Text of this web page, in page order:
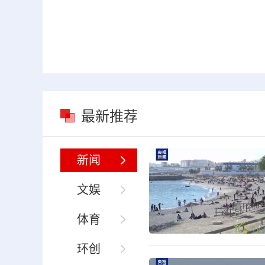
最新推荐
新闻
文娱
体育
环创